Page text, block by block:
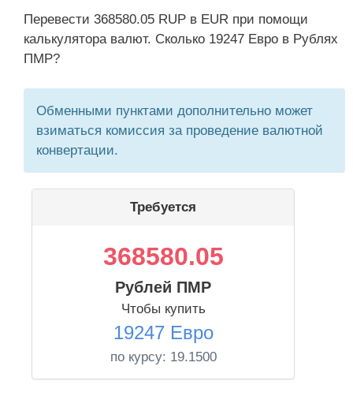
Перевести 368580.05 RUP в EUR при помощи
калькулятора валют. Сколько 19247 Евро в Рублях
ПМР?
Обменными пунктами дополнительно может
взиматься комиссия за проведение валютной
конвертации.
Требуется
368580.05
Рублей ПМР
Чтобы купить
19247 Евро
по курсу: 19.1500